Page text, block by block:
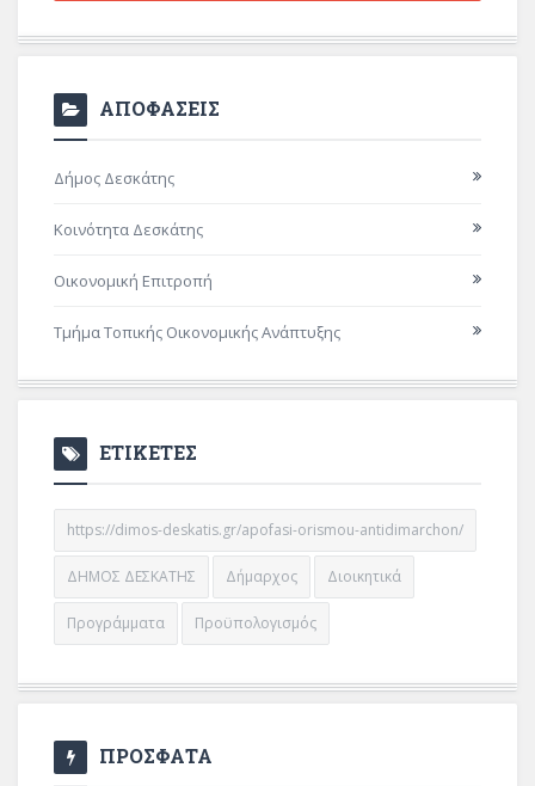
ΑΠΟΦΑΣΕΙΣ
Δήμος Δεσκάτης
Κοινότητα Δεσκάτης
Οικονομική Επιτροπή
Τμήμα Τοπικής Οικονομικής Ανάπτυξης
ΕΤΙΚΕΤΕΣ
https://dimos-deskatis.gr/apofasi-orismou-antidimarchon/
ΔΗΜΟΣ ΔΕΣΚΑΤΗΣ Δήμαρχος Διοικητικά
Προγράμματα Προϋπολογισμός
ΠΡΟΣΦΑΤΑ